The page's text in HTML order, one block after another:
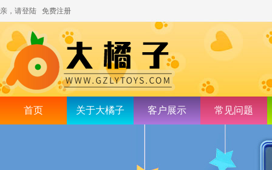
亲，请登陆 免费注册
首页 关于大橘子 客户展示 常见问题